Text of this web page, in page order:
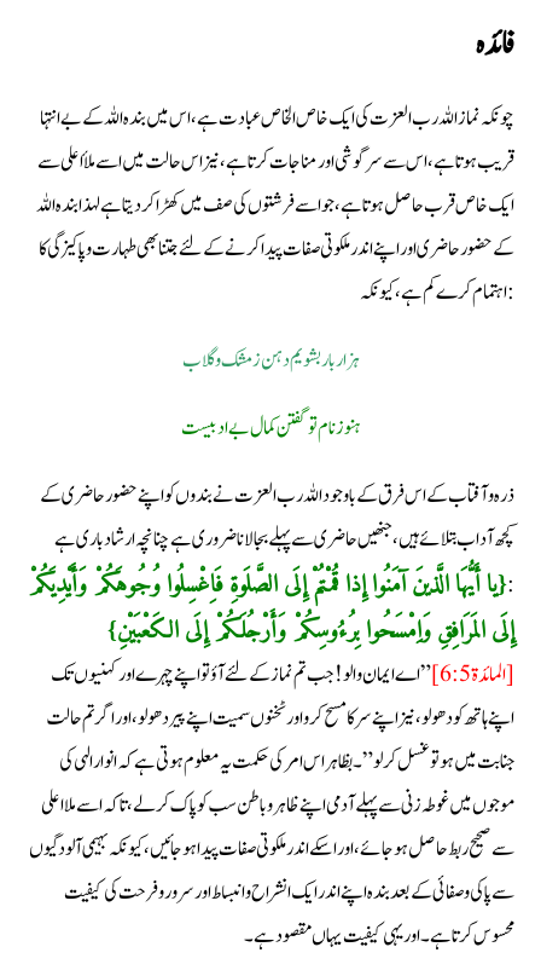
فائدہ
چونکہ نماز اللہ رب العزت کی ایک خاص الخاص عبادت ہے،اس میں بندہ اللہ کے بے انتہا
قریب ہوتا ہے ،اس سے سرگوشی اور مناجات کرتاہے ،نیز اس حالت میں اسے ملأ اعلی سے
ایک خاص قرب حاصل ہوتا ہے ،جو اسے فرشتوں کی صف میں کھڑا کردیتا ہے لہذابندہ اللہ
کے حضور حاضری اور اپنے اندر ملکوتی صفات پیدا کرنے کے لئے جتنا بھی طہارت و پاکیزگی کا
اہتمام کرے کم ہے ، کیونکہ :
ہزار بار بشویم دہن زمشک وگلاب
ہنوز نام تو گفتن کمال بے ادبیست
ذرہ وآفتاب کے اس فرق کے باوجود اللہ رب العزت نے بندوں کو اپنے حضور حاضری کے
کچھ آداب بتلائے ہیں ،جنھیں حاضری سے پہلے بجا لا نا ضروری ہے چنانچہ ارشاد باری ہے
:{يا أَيُّهَا الَّذينَ آمَنُوا إِذا قُمْتُمْ إِلَى الصَّلَوةِ فَاِغْسِلُوا وُجُوهَكُمْ وَأَيْدِيَكُمْ
إِلَى المَرَافِقِ وَاِمْسَحُوا بِرُءُوسِكُمْ وَأَرْجُلَكُمْ إِلَى الكَعْبَيْنِ}
[المائدة 5: 6]
”اے ایمان والو! جب تم نماز کے لئے آؤتو اپنے چہرے اور کہنیوں تک
اپنے ہا تھ کو دھو لو ،نیز اپنے سر کا مسح کرو اور ٹخنوں سمیت اپنے پیر دھو لو ،اور اگر تم حالت
جنابت میں ہو تو غسل کرلو”۔بظاہر اس امر کی حکمت یہ معلوم ہوتی ہے کہ انوار الہی کی
موجوں میں غوطہ زنی سے پہلے آدمی اپنے ظاہر و باطن سب کو پاک کرلے ،تاکہ اسے ملا اعلی
سے صحیح ربط حاصل ہوجا ئے ،اور اسکے اندر ملکوتی صفات پیدا ہو جائیں ،کیونکہ بہیمی آلودگیوں
سے پاکی وصفائی کے بعدبندہ اپنے اندر ایک انشراح و انبساط اور سرور وفرحت کی کیفیت
محسوس کرتا ہے ۔اور یہی کیفیت یہا ں مقصود ہے۔